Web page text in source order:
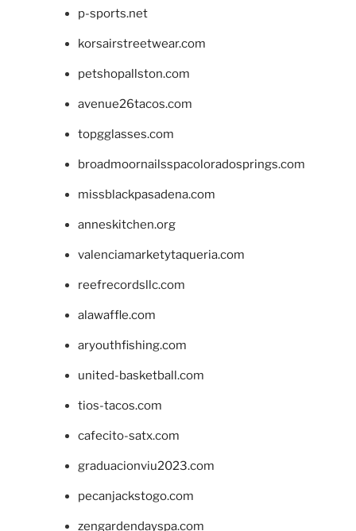
p-sports.net
korsairstreetwear.com
petshopallston.com
avenue26tacos.com
topgglasses.com
broadmoornailsspacoloradosprings.com
missblackpasadena.com
anneskitchen.org
valenciamarketytaqueria.com
reefrecordsllc.com
alawaffle.com
aryouthfishing.com
united-basketball.com
tios-tacos.com
cafecito-satx.com
graduacionviu2023.com
pecanjackstogo.com
zengardendayspa.com